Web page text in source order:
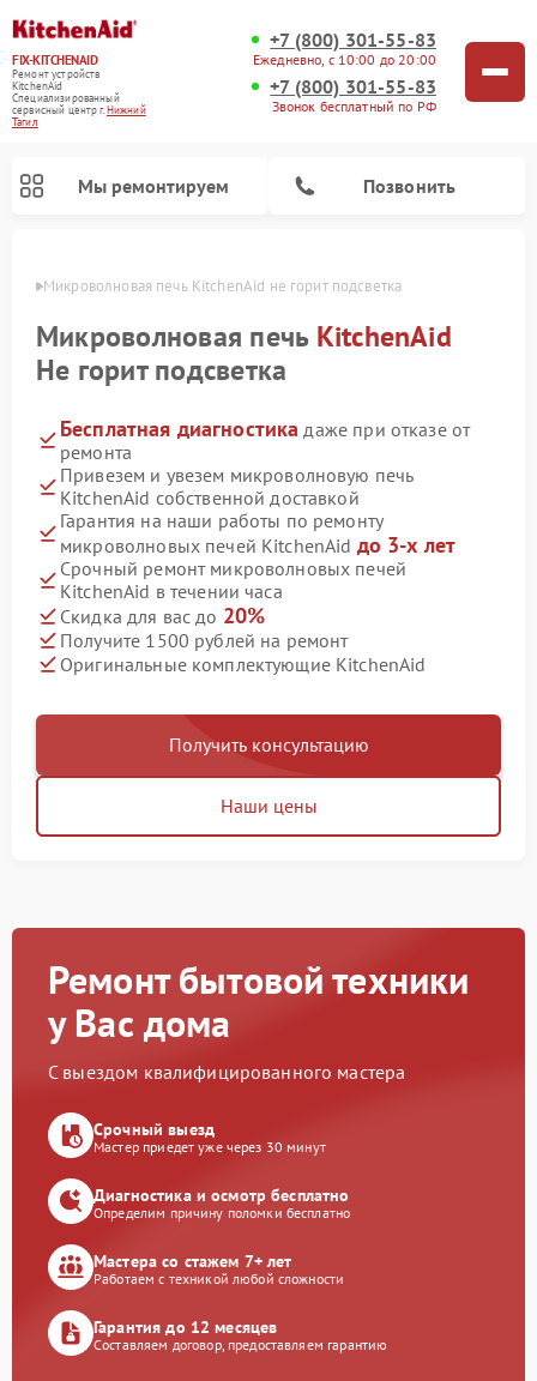
FIX-KITCHENAID
Ремонт устройств
KitchenAid
Специализированный
cервисный центр г.Нижний
Тагил
+7 (800) 301-55-83
Ежедневно, с 10:00 до 20:00
+7 (800) 301-55-83
Звонок бесплатный по РФ
Мы ремонтируем Позвонить
Микроволновая печь KitchenAid не горит подсветка
Микроволновая печь KitchenAid
Не горит подсветка
Бесплатная диагностика даже при отказе от
ремонта
Привезем и увезем микроволновую печь
KitchenAid собственной доставкой
Гарантия на наши работы по ремонту
микроволновых печей KitchenAid до 3-х лет
Срочный ремонт микроволновых печей
KitchenAid в течении часа
Скидка для вас до 20%
Получите 1500 рублей на ремонт
Оригинальные комплектующие KitchenAid
Получить консультацию
Наши цены
Ремонт бытовой техники
у Вас дома
С выездом квалифицированного мастера
Срочный выезд
Мастер приедет уже через 30 минут
Диагностика и осмотр бесплатно
Определим причину поломки бесплатно
Мастера со стажем 7+ лет
Работаем с техникой любой сложности
Гарантия до 12 месяцев
Составляем договор, предоставляем гарантию